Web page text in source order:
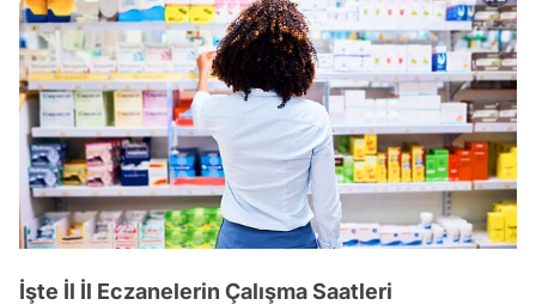
İşte İl İl Eczanelerin Çalışma Saatleri